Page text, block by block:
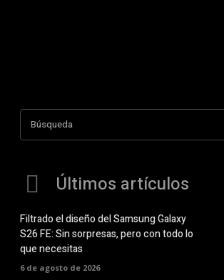
Búsqueda
Últimos artículos
Filtrado el diseño del Samsung Galaxy
S26 FE: Sin sorpresas, pero con todo lo
que necesitas
6 de agosto de 2026